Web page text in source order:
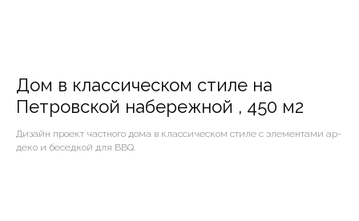
Дом в классическом стиле на
Петровской набережной , 450 м2
Дизайн проект частного дома в классическом стиле с элементами ар-
деко и беседкой для BBQ.